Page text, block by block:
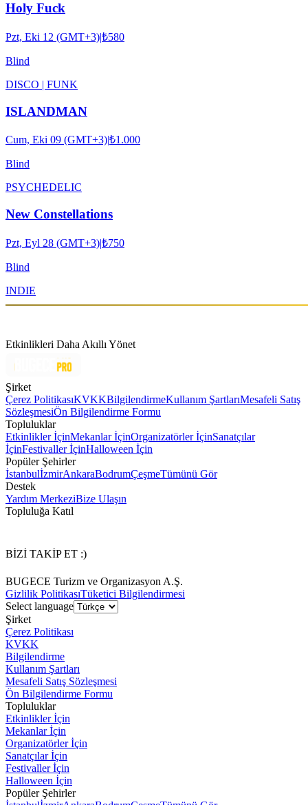
Holy Fuck
Pzt, Eki 12 (GMT+3)|₺580
Blind
DISCO | FUNK
ISLANDMAN
Cum, Eki 09 (GMT+3)|₺1.000
Blind
PSYCHEDELIC
New Constellations
Pzt, Eyl 28 (GMT+3)|₺750
Blind
INDIE
Etkinlikleri Daha Akıllı Yönet
Şirket
Çerez PolitikasıKVKKBilgilendirmeKullanım ŞartlarıMesafeli Satış
SözleşmesiÖn Bilgilendirme Formu
Topluluklar
Etkinlikler İçinMekanlar İçinOrganizatörler İçinSanatçılar
İçinFestivaller İçinHalloween İçin
Popüler Şehirler
İstanbulİzmirAnkaraBodrumÇeşmeTümünü Gör
Destek
Yardım MerkeziBize Ulaşın
Topluluğa Katıl
BİZİ TAKİP ET :)
BUGECE Turizm ve Organizasyon A.Ş.
Gizlilik PolitikasıTüketici Bilgilendirmesi
Select language
Şirket
Çerez Politikası
KVKK
Bilgilendirme
Kullanım Şartları
Mesafeli Satış Sözleşmesi
Ön Bilgilendirme Formu
Topluluklar
Etkinlikler İçin
Mekanlar İçin
Organizatörler İçin
Sanatçılar İçin
Festivaller İçin
Halloween İçin
Popüler Şehirler